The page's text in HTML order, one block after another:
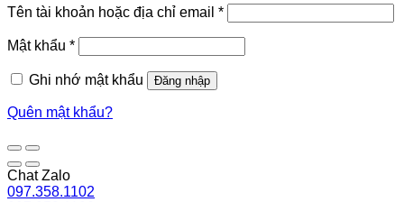
Tên tài khoản hoặc địa chỉ email *Bắt
buộc
Mật khẩu *Bắt
buộc
Ghi nhớ mật khẩu
Đăng nhập
Quên mật khẩu?
Chat Zalo
097.358.1102